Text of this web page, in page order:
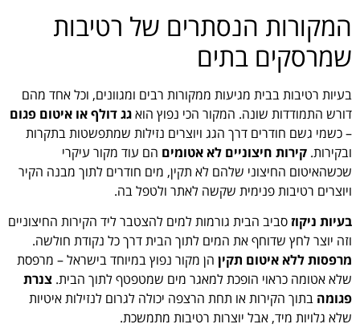
המקורות הנסתרים של רטיבות
שמרסקים בתים
בעיות רטיבות בבית מגיעות ממקורות רבים ומגוונים, וכל אחד מהם
דורש התמודדות שונה. המקור הכי נפוץ הואגג דולף או איטום פגום
– כשמי גשם חודרים דרך הגג ויוצרים נזילות שמתפשטות בתקרות
ובקירות. קירות חיצוניים לא אטומים הם עוד מקור עיקרי
שכשהאיטום החיצוני שלהם לא תקין, מים חודרים לתוך מבנה הקיר
ויוצרים רטיבות פנימית שקשה לאתר ולטפל בה.
בעיות ניקוזסביב הבית גורמות למים להצטבר ליד הקירות החיצוניים
וזה יוצר לחץ שדוחף את המים לתוך הבית דרך כל נקודת חולשה.
מרפסות ללא איטום תקין הן מקור נפוץ במיוחד בישראל – מרפסת
שלא אטומה כראוי הופכת למאגר מים שמטפטף לתוך הבית. צנרת
פגומה בתוך הקירות או תחת הרצפה יכולה לגרום לנזילות איטיות
שלא גלויות מיד, אבל יוצרות רטיבות מתמשכת.